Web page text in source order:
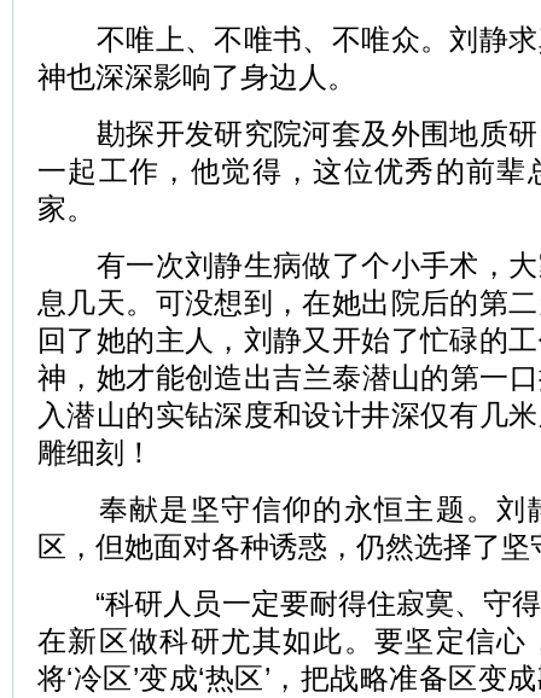
不唯上、不唯书、不唯众。刘静求
神也深深影响了身边人。
勘探开发研究院河套及外围地质研
一起工作，他觉得，这位优秀的前辈
家。
有一次刘静生病做了个小手术，大
息几天。可没想到，在她出院后的第
回了她的主人，刘静又开始了忙碌的
神，她才能创造出吉兰泰潜山的第一
入潜山的实钻深度和设计井深仅有几
雕细刻！
奉献是坚守信仰的永恒主题。刘
区，但她面对各种诱惑，仍然选择了坚
“科研人员一定要耐得住寂寞、守得
在新区做科研尤其如此。要坚定信心
将‘冷区’变成‘热区’，把战略准备区变